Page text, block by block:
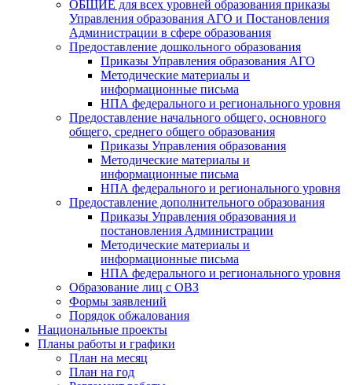
ОБЩИЕ для всех уровней образования приказы
Управления образования АГО и Постановления
Администрации в сфере образования
Предоставление дошкольного образования
Приказы Управления образования АГО
Методические материалы и
информационные письма
НПА федерального и регионального уровня
Предоставление начального общего, основного
общего, среднего общего образования
Приказы Управления образования
Методические материалы и
информационные письма
НПА федерального и регионального уровня
Предоставление дополнительного образования
Приказы Управления образования и
постановления Администрации
Методические материалы и
информационные письма
НПА федерального и регионального уровня
Образование лиц с ОВЗ
Формы заявлений
Порядок обжалования
Национальные проекты
Планы работы и графики
План на месяц
План на год